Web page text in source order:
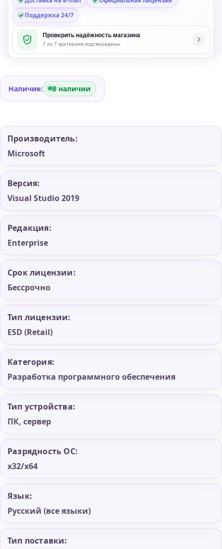
Поддержка 24/7
Проверить надёжность магазина
7 из 7 критериев подтверждены
Наличие: В наличии
Производитель:
Microsoft
Версия:
Visual Studio 2019
Редакция:
Enterprise
Срок лицензии:
Бессрочно
Тип лицензии:
ESD (Retail)
Категория:
Разработка программного обеспечения
Тип устройства:
ПК, сервер
Разрядность ОС:
x32/x64
Язык:
Русский (все языки)
Тип поставки: